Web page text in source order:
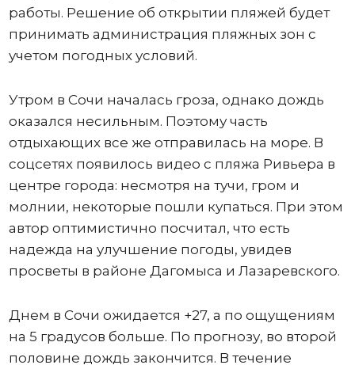
работы. Решение об открытии пляжей будет
принимать администрация пляжных зон с
учетом погодных условий.
Утром в Сочи началась гроза, однако дождь
оказался несильным. Поэтому часть
отдыхающих все же отправилась на море. В
соцсетях появилось видео с пляжа Ривьера в
центре города: несмотря на тучи, гром и
молнии, некоторые пошли купаться. При этом
автор оптимистично посчитал, что есть
надежда на улучшение погоды, увидев
просветы в районе Дагомыса и Лазаревского.
Днем в Сочи ожидается +27, а по ощущениям
на 5 градусов больше. По прогнозу, во второй
половине дождь закончится. В течение